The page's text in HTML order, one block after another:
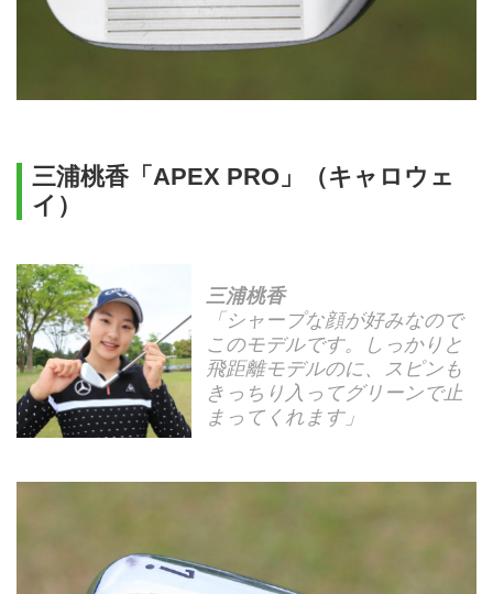
三浦桃香「APEX PRO」（キャロウェ
イ）
三浦桃香
「シャープな顔が好みなので
このモデルです。しっかりと
飛距離モデルのに、スピンも
きっちり入ってグリーンで止
まってくれます」